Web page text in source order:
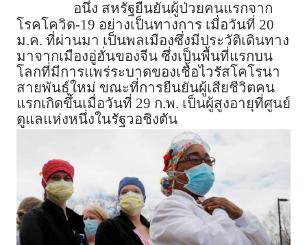
อนึ่ง สหรัฐยืนยันผู้ป่วยคนแรกจาก
โรคโควิด-19 อย่างเป็นทางการ เมื่อวันที่ 20
ม.ค. ที่ผ่านมา เป็นพลเมืองซึ่งมีประวัติเดินทาง
มาจากเมืองอู่ฮั่นของจีน ซึ่งเป็นพื้นที่แรกบน
โลกที่มีการแพร่ระบาดของเชื้อไวรัสโคโรนา
สายพันธุ์ใหม่ ขณะที่การยืนยันผู้เสียชีวิตคน
แรกเกิดขึ้นเมื่อวันที่ 29 ก.พ. เป็นผู้สูงอายุที่ศูนย์
ดูแลแห่งหนึ่งในรัฐวอชิงตัน